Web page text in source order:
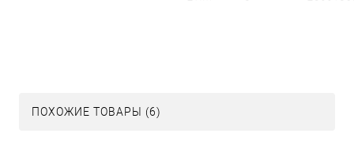
ПОХОЖИЕ ТОВАРЫ (6)